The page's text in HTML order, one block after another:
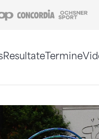
Coop Concordia
ResultateTermine